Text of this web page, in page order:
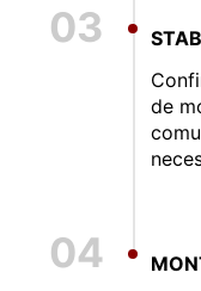
03
de
04